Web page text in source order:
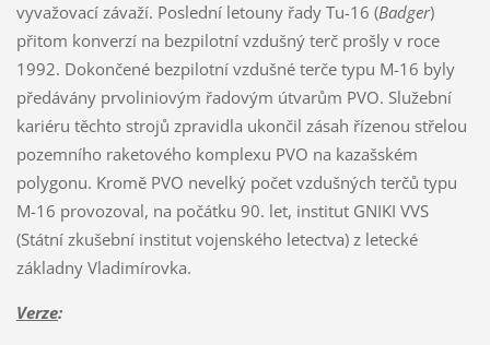
vyvažovací závaží. Poslední letouny řady Tu-16 (Badger)
přitom konverzí na bezpilotní vzdušný terč prošly v roce
1992. Dokončené bezpilotní vzdušné terče typu M-16 byly
předávány prvoliniovým řadovým útvarům PVO. Služební
kariéru těchto strojů zpravidla ukončil zásah řízenou střelou
pozemního raketového komplexu PVO na kazašském
polygonu. Kromě PVO nevelký počet vzdušných terčů typu
M-16 provozoval, na počátku 90. let, institut GNIKI VVS
(Státní zkušební institut vojenského letectva) z letecké
základny Vladimírovka.
Verze: